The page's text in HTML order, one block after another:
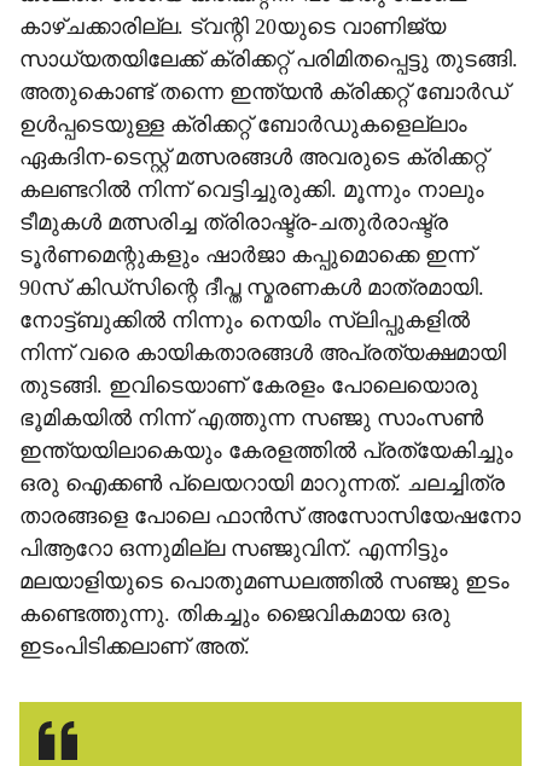
കാഴ്ചക്കാരില്ല. ട്വന്റി 20യുടെ വാണിജ്യ
സാധ്യതയിലേക്ക് ക്രിക്കറ്റ് പരിമിതപ്പെട്ടു തുടങ്ങി.
അതുകൊണ്ട് തന്നെ ഇന്ത്യന്‍ ക്രിക്കറ്റ് ബോര്‍ഡ്
ഉള്‍പ്പടെയുള്ള ക്രിക്കറ്റ് ബോര്‍ഡുകളെല്ലാം
ഏകദിന-ടെസ്റ്റ് മത്സരങ്ങള്‍ അവരുടെ ക്രിക്കറ്റ്
കലണ്ടറില്‍ നിന്ന് വെട്ടിച്ചുരുക്കി. മൂന്നും നാലും
ടീമുകള്‍ മത്സരിച്ച ത്രിരാഷ്ട്ര-ചതുര്‍രാഷ്ട്ര
ടൂര്‍ണമെന്റുകളും ഷാര്‍ജാ കപ്പുമൊക്കെ ഇന്ന്
90സ് കിഡ്‌സിന്റെ ദീപ്ത സ്മരണകള്‍ മാത്രമായി.
നോട്ട്ബുക്കില്‍ നിന്നും നെയിം സ്ലിപ്പുകളില്‍
നിന്ന് വരെ കായികതാരങ്ങള്‍ അപ്രത്യക്ഷമായി
തുടങ്ങി. ഇവിടെയാണ് കേരളം പോലെയൊരു
ഭൂമികയില്‍ നിന്ന് എത്തുന്ന സഞ്ജു സാംസണ്‍
ഇന്ത്യയിലാകെയും കേരളത്തില്‍ പ്രത്യേകിച്ചും
ഒരു ഐക്കണ്‍ പ്ലെയറായി മാറുന്നത്. ചലച്ചിത്ര
താരങ്ങളെ പോലെ ഫാന്‍സ് അസോസിയേഷനോ
പിആറോ ഒന്നുമില്ല സഞ്ജുവിന്. എന്നിട്ടും
മലയാളിയുടെ പൊതുമണ്ഡലത്തില്‍ സഞ്ജു ഇടം
കണ്ടെത്തുന്നു. തികച്ചും ജൈവികമായ ഒരു
ഇടംപിടിക്കലാണ് അത്.